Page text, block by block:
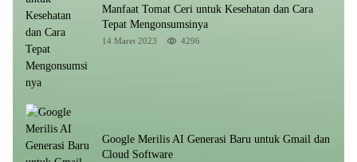
Manfaat Tomat Ceri untuk Kesehatan dan Cara
Tepat Mengonsumsinya
14 Maret 2023 4296
Google Merilis AI Generasi Baru untuk Gmail dan
Cloud Software